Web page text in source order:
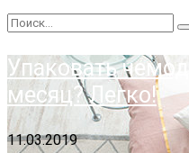
Упаковать
месяц? Легко!
11.03.2019